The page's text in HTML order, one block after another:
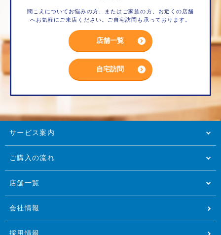
聞こえについてお悩みの方、またはご家族の方、お近くの店舗
へお気軽にご来店ください。ご自宅訪問も承っております。
店舗一覧
自宅訪問
サービス案内
ご購入の流れ
店舗一覧
会社情報
採用情報